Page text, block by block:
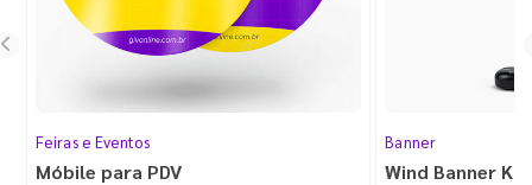
Feiras e Eventos
Móbile para PDV
Banner
Wind Banner